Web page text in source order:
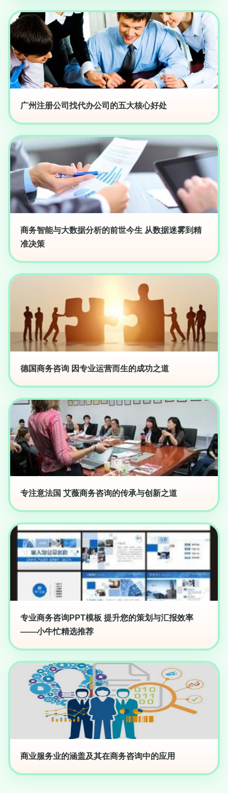
广州注册公司找代办公司的五大核心好处
商务智能与大数据分析的前世今生 从数据迷雾到精
准决策
德国商务咨询 因专业运营而生的成功之道
专注意法国 艾薇商务咨询的传承与创新之道
专业商务咨询PPT模板 提升您的策划与汇报效率
——小牛忙精选推荐
商业服务业的涵盖及其在商务咨询中的应用